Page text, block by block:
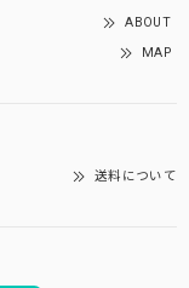
ABOUT
MAP
送料について